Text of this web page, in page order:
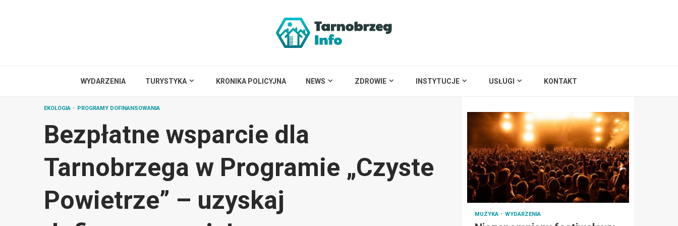
WYDARZENIA TURYSTYKA KRONIKA POLICYJNA NEWS ZDROWIE INSTYTUCJE USŁUGI KONTAKT
EKOLOGIA PROGRAMY DOFINANSOWANIA
Bezpłatne wsparcie dla
Tarnobrzega w Programie „Czyste
Powietrze” – uzyskaj
MUZYKA WYDARZENIA